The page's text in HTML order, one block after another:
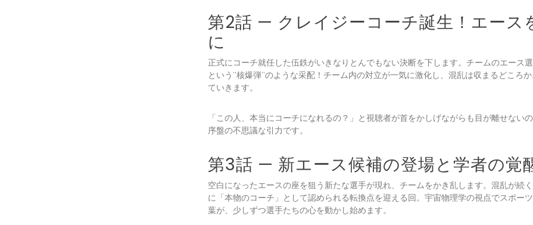
第2話 — クレイジーコーチ誕生！エース
に
正式にコーチ就任した伍鉄がいきなりとんでもない決断を下します。チームのエース
という”核爆弾”のような采配！チーム内の対立が一気に激化し、混乱は収まるどころ
ていきます。
「この人、本当にコーチになれるの？」と視聴者が首をかしげながらも目が離せないの
序盤の不思議な引力です。
第3話 — 新エース候補の登場と学者の覚
空白になったエースの座を狙う新たな選手が現れ、チームをかき乱します。混乱が続
に「本物のコーチ」として認められる転換点を迎える回。宇宙物理学の視点でスポー
葉が、少しずつ選手たちの心を動かし始めます。